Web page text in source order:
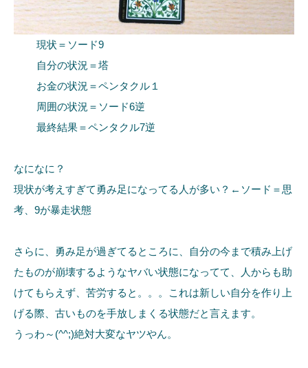
現状＝ソード9
自分の状況＝塔
お金の状況＝ペンタクル１
周囲の状況＝ソード6逆
最終結果＝ペンタクル7逆
なになに？
現状が考えすぎて勇み足になってる人が多い？←ソード＝思
考、9が暴走状態
さらに、勇み足が過ぎてるところに、自分の今まで積み上げ
たものが崩壊するようなヤバい状態になってて、人からも助
けてもらえず、苦労すると。。。これは新しい自分を作り上
げる際、古いものを手放しまくる状態だと言えます。
うっわ～(^^;)絶対大変なヤツやん。